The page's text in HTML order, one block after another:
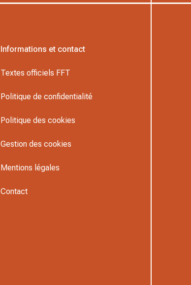
Informations et contact
Textes officiels FFT
Politique de confidentialité
Politique des cookies
Gestion des cookies
Mentions légales
Contact